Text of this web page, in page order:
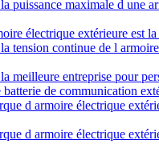
puissance maximale d une
électrique extérieure est
tension continue de l
meilleure entreprise pour
batterie de communication
d armoire électrique
d armoire électrique